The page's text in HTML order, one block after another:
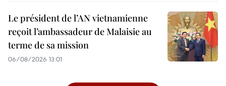
Le président de l’AN vietnamienne
reçoit l’ambassadeur de Malaisie au
terme de sa mission
06/08/2026 13:01